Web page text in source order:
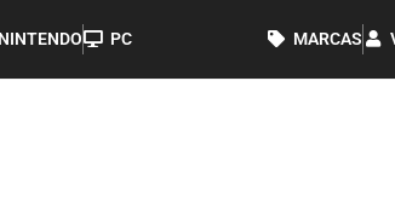
NINTENDO PC MARCAS